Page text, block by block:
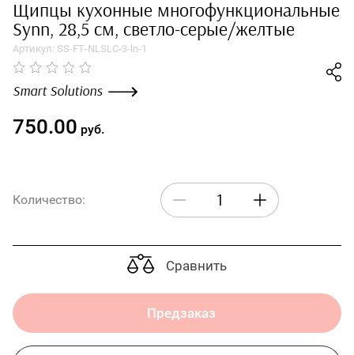
Щипцы кухонные многофункциональные
Synn, 28,5 см, светло-серые/желтые
Артикул: SS-FT-NLSLC-3-ln-1
Smart Solutions
750.00 руб.
Количество:
Сравнить
Предзаказ